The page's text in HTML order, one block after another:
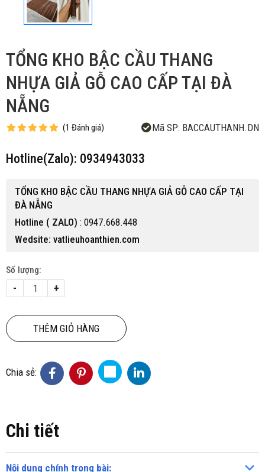
TỔNG KHO BẬC CẦU THANG
NHỰA GIẢ GỖ CAO CẤP TẠI ĐÀ
NẴNG
(1 Đánh giá) Mã SP: BACCAUTHANH.DN
Hotline(Zalo): 0934943033
TỔNG KHO BẬC CẦU THANG NHỰA GIẢ GỖ CAO CẤP TẠI
ĐÀ NẴNG
Hotline ( ZALO) : 0947.668.448
Wedsite: vatlieuhoanthien.com
Số lượng:
- +
THÊM GIỎ HÀNG
Chia sẻ:
Chi tiết
Nội dung chính trong bài: